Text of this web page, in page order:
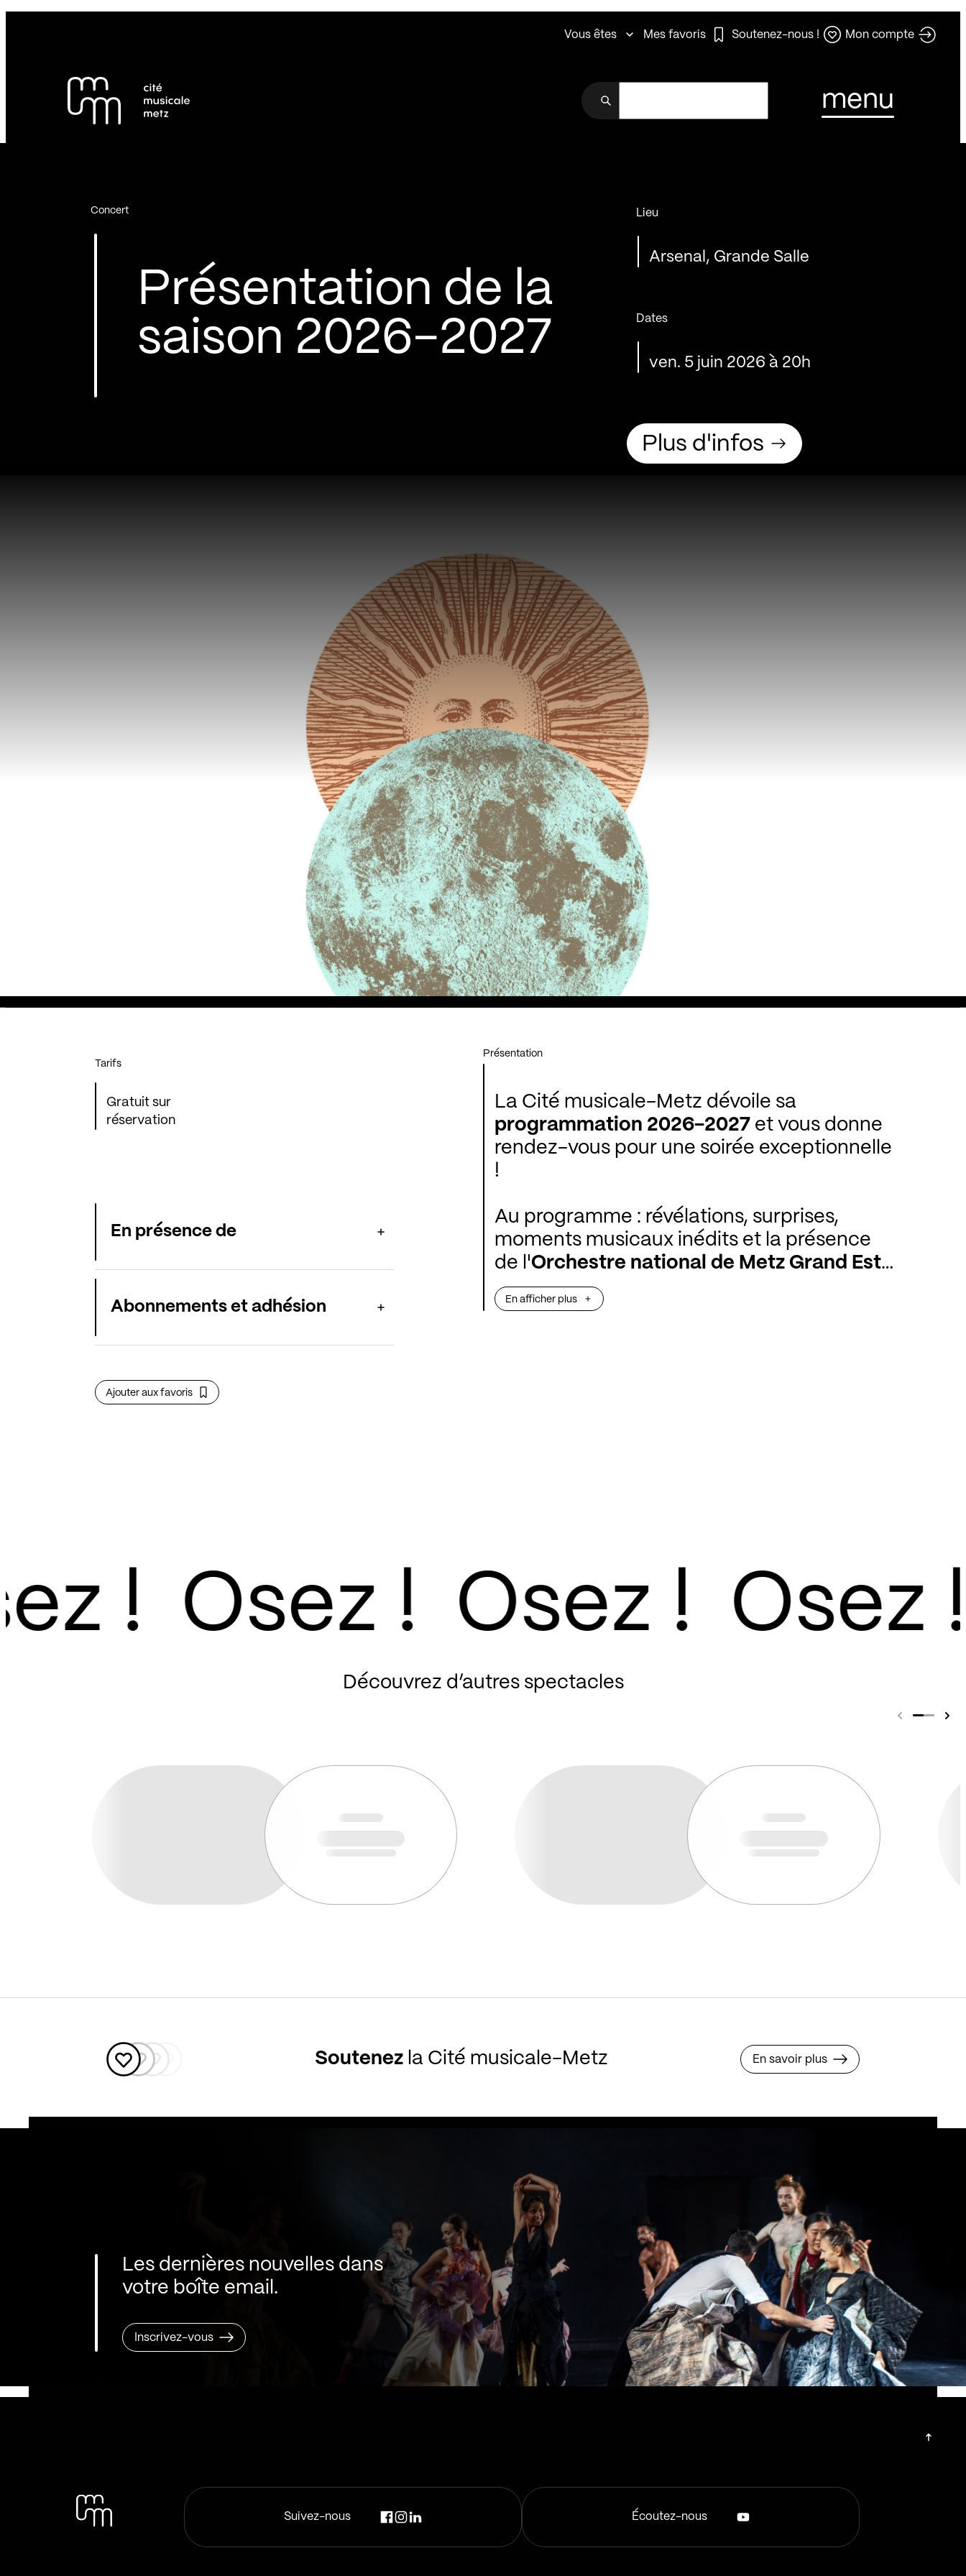
Pied de page
Vous êtes Mes favoris Soutenez-nous ! Mon compte
menu
Présentation de la
saison 2026-2027
Concert Lieu
Arsenal, Grande Salle
Dates
ven. 5 juin 2026 à 20h
Plus d'infos
Tarifs
Gratuit sur
réservation
Présentation
La Cité musicale-Metz dévoile sa
programmation 2026-2027 et vous donne
rendez-vous pour une soirée exceptionnelle
!
Au programme : révélations, surprises,
moments musicaux inédits et la présence
de l'Orchestre national de Metz Grand Est
pour vous faire vibrer.
En afficher plus
En présence de
Abonnements et adhésion
Ajouter aux favoris
!
Découvrez d’autres spectacles
Soutenezla Cité musicale-Metz En savoir plus
Les dernières nouvelles dans
votre boîte email.
Inscrivez-vous
Suivez-nous Écoutez-nous